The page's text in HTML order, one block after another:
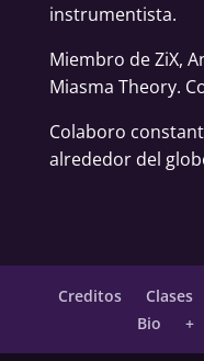
instrumentista.
Miembro de ZiX,
Miasma Theory.
Colaboro
alrededor del
Creditos Clases
Bio
+